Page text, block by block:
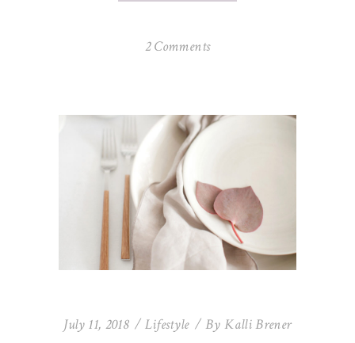
2 Comments
July 11, 2018 Lifestyle By Kalli Brener